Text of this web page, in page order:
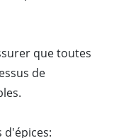
que toutes
de
d'épices: